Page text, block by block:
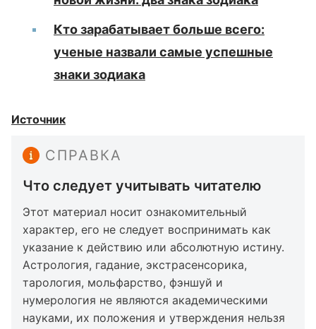
Кто зарабатывает больше всего:
ученые назвали самые успешные
знаки зодиака
Источник
СПРАВКА
Что следует учитывать читателю
Этот материал носит ознакомительный
характер, его не следует воспринимать как
указание к действию или абсолютную истину.
Астрология, гадание, экстрасенсорика,
тарология, мольфарство, фэншуй и
нумерология не являются академическими
науками, их положения и утверждения нельзя